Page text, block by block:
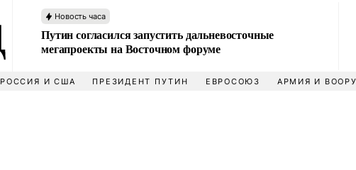
Новость часа
Путин согласился запустить дальневосточные
мегапроекты на Восточном форуме
РОССИЯ И США ПРЕЗИДЕНТ ПУТИН ЕВРОСОЮЗ АРМИЯ И